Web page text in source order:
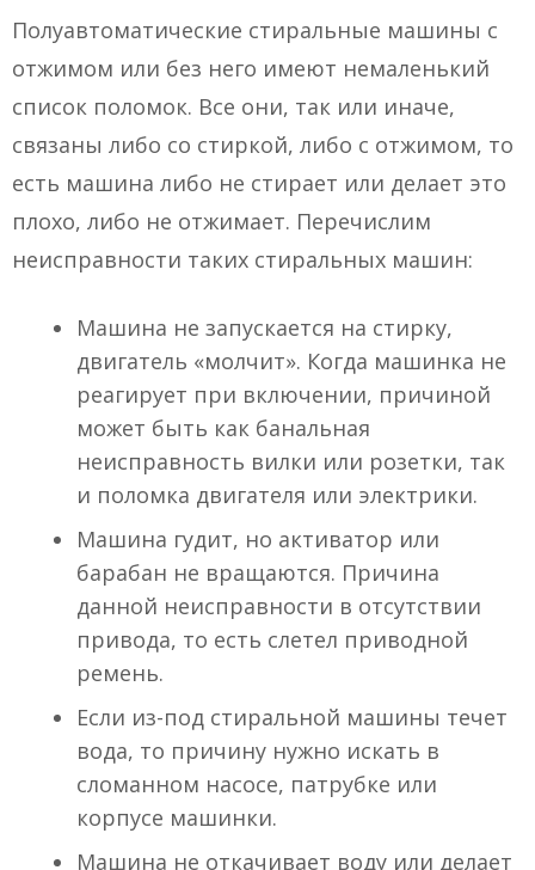
Полуавтоматические стиральные машины с
отжимом или без него имеют немаленький
список поломок. Все они, так или иначе,
связаны либо со стиркой, либо с отжимом, то
есть машина либо не стирает или делает это
плохо, либо не отжимает. Перечислим
неисправности таких стиральных машин:
Машина не запускается на стирку,
двигатель «молчит». Когда машинка не
реагирует при включении, причиной
может быть как банальная
неисправность вилки или розетки, так
и поломка двигателя или электрики.
Машина гудит, но активатор или
барабан не вращаются. Причина
данной неисправности в отсутствии
привода, то есть слетел приводной
ремень.
Если из-под стиральной машины течет
вода, то причину нужно искать в
сломанном насосе, патрубке или
корпусе машинки.
Машина не откачивает воду или делает